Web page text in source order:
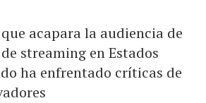
acapara la audiencia de
streaming en Estados
ha enfrentado críticas de